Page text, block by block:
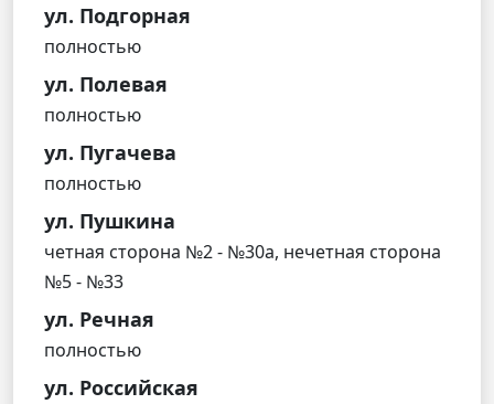
ул. Подгорная
полностью
ул. Полевая
полностью
ул. Пугачева
полностью
ул. Пушкина
четная сторона №2 - №30а, нечетная сторона
№5 - №33
ул. Речная
полностью
ул. Российская